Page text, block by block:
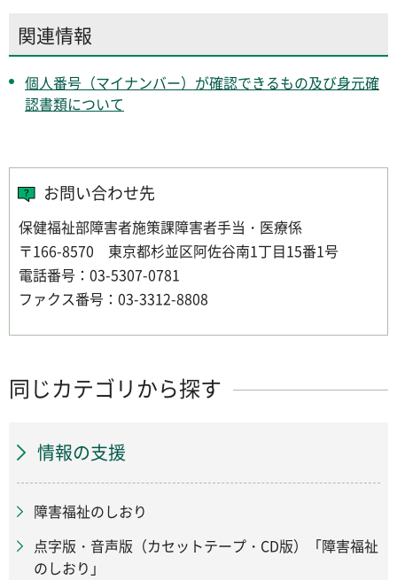
関連情報
個人番号（マイナンバー）が確認できるもの及び身元確
認書類について
お問い合わせ先
保健福祉部障害者施策課障害者手当・医療係
〒166-8570 東京都杉並区阿佐谷南1丁目15番1号
電話番号：03-5307-0781
ファクス番号：03-3312-8808
同じカテゴリから探す
情報の支援
障害福祉のしおり
点字版・音声版（カセットテープ・CD版）「障害福祉
のしおり」